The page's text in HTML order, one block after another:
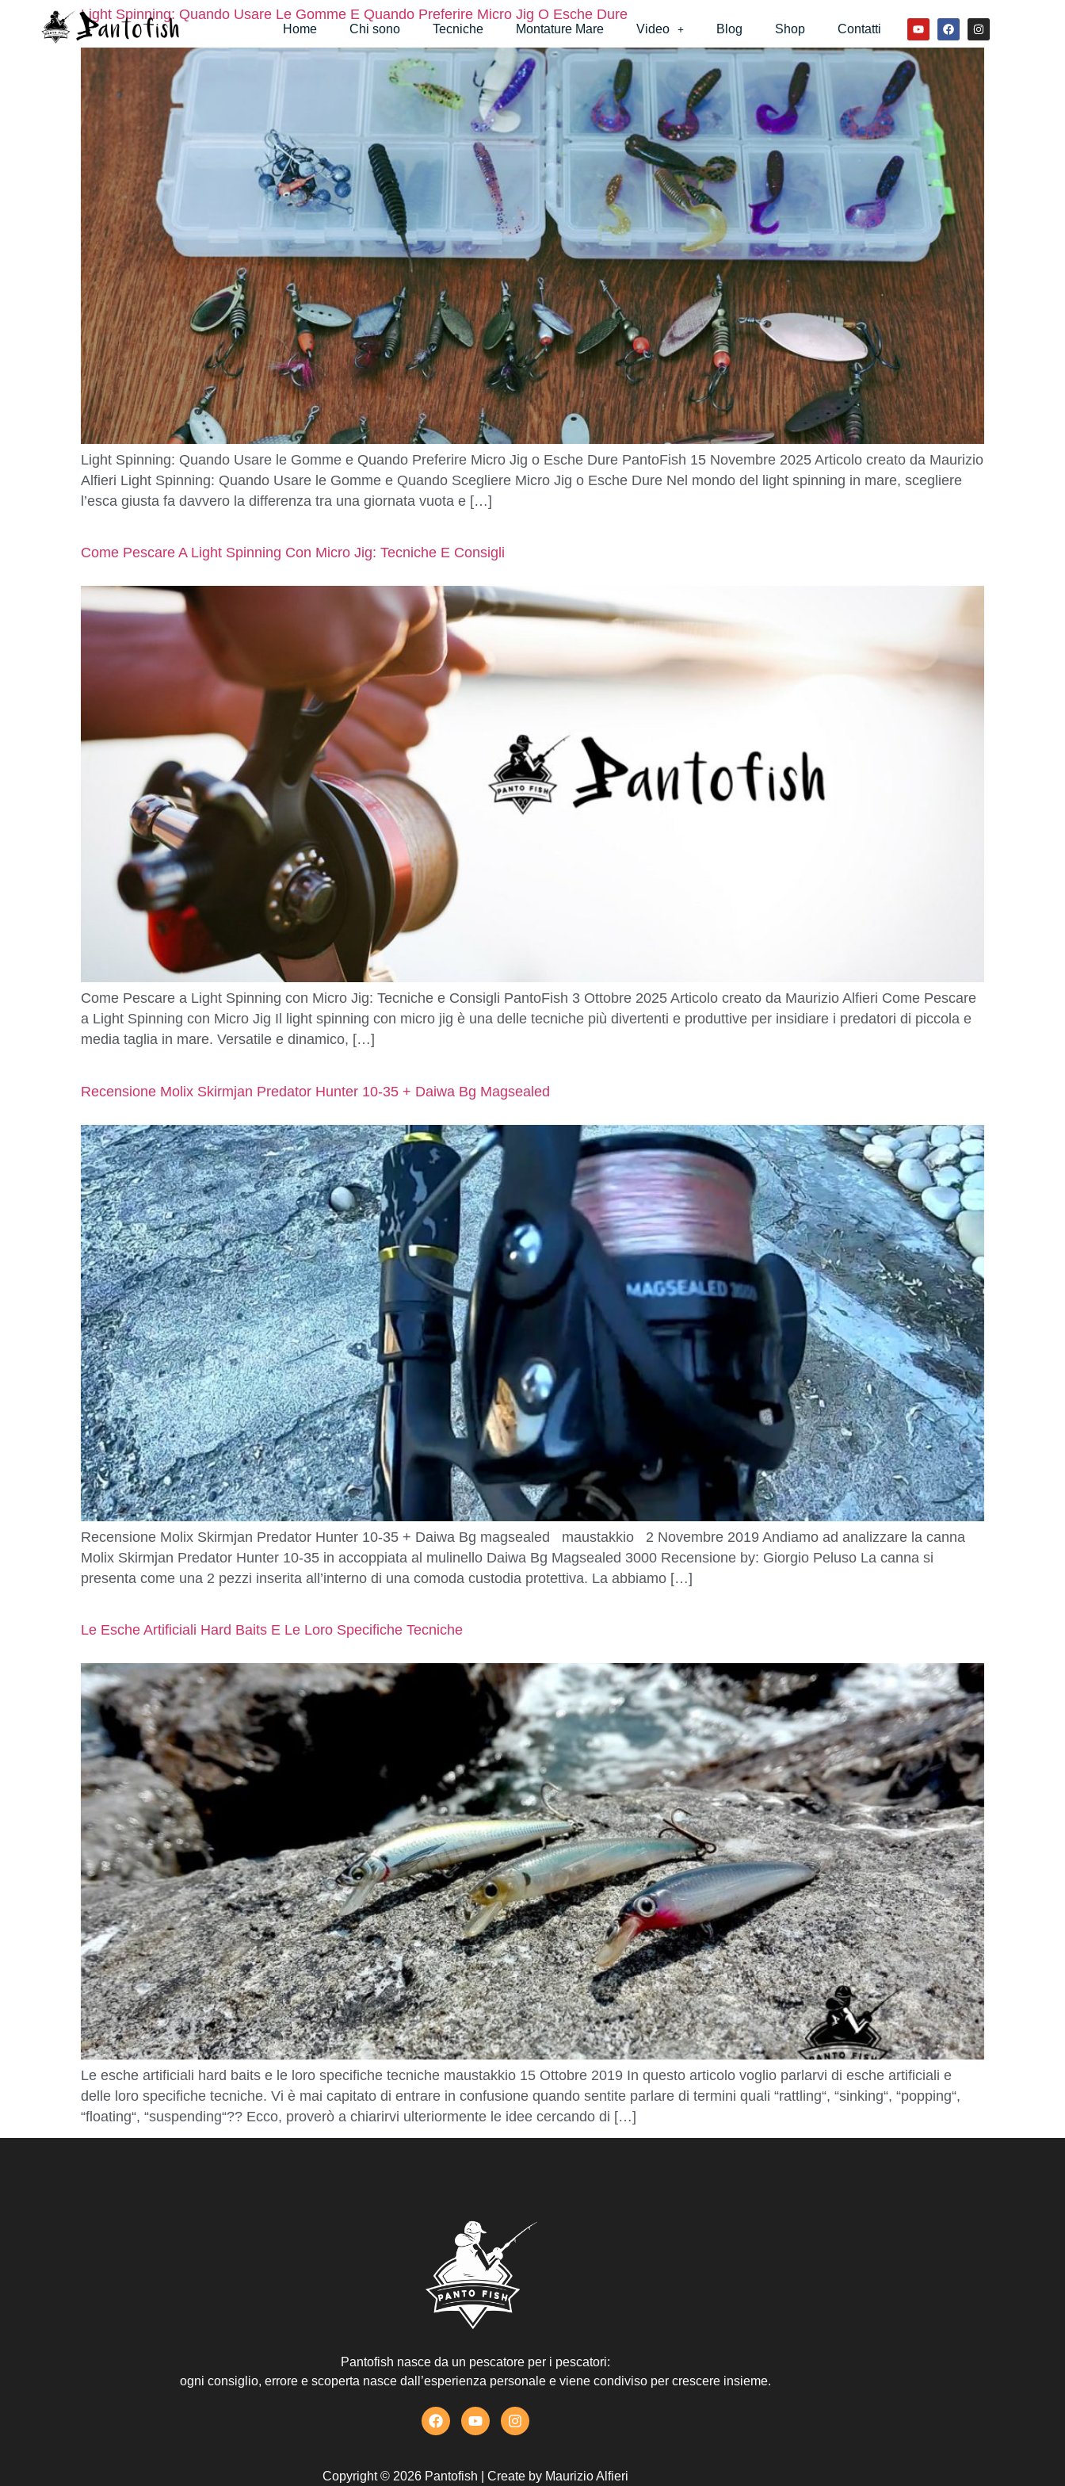
Home Chi sono Tecniche Montature Mare Video Blog Shop Contatti
Light Spinning: Quando Usare Le Gomme E Quando Preferire Micro Jig O Esche Dure
Light Spinning: Quando Usare le Gomme e Quando Preferire Micro Jig o Esche Dure PantoFish 15 Novembre 2025 Articolo creato da Maurizio
Alfieri Light Spinning: Quando Usare le Gomme e Quando Scegliere Micro Jig o Esche Dure Nel mondo del light spinning in mare, scegliere
l’esca giusta fa davvero la differenza tra una giornata vuota e […]
Come Pescare A Light Spinning Con Micro Jig: Tecniche E Consigli
Come Pescare a Light Spinning con Micro Jig: Tecniche e Consigli PantoFish 3 Ottobre 2025 Articolo creato da Maurizio Alfieri Come Pescare
a Light Spinning con Micro Jig Il light spinning con micro jig è una delle tecniche più divertenti e produttive per insidiare i predatori di piccola e
media taglia in mare. Versatile e dinamico, […]
Recensione Molix Skirmjan Predator Hunter 10-35 + Daiwa Bg Magsealed
Recensione Molix Skirmjan Predator Hunter 10-35 + Daiwa Bg magsealed maustakkio 2 Novembre 2019 Andiamo ad analizzare la canna
Molix Skirmjan Predator Hunter 10-35 in accoppiata al mulinello Daiwa Bg Magsealed 3000 Recensione by: Giorgio Peluso La canna si
presenta come una 2 pezzi inserita all’interno di una comoda custodia protettiva. La abbiamo […]
Le Esche Artificiali Hard Baits E Le Loro Specifiche Tecniche
Le esche artificiali hard baits e le loro specifiche tecniche maustakkio 15 Ottobre 2019 In questo articolo voglio parlarvi di esche artificiali e
delle loro specifiche tecniche. Vi è mai capitato di entrare in confusione quando sentite parlare di termini quali “rattling“, “sinking“, “popping“,
“floating“, “suspending“?? Ecco, proverò a chiarirvi ulteriormente le idee cercando di […]
Pantofish nasce da un pescatore per i pescatori:
ogni consiglio, errore e scoperta nasce dall’esperienza personale e viene condiviso per crescere insieme.
Copyright © 2026 Pantofish | Create by Maurizio Alfieri